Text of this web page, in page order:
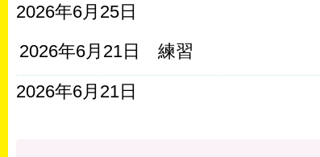
2026年6月25日
2026年6月21日 練習
2026年6月21日